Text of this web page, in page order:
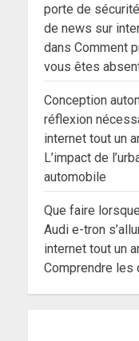
porte de
de news sur
dansComment
vous êtes
Conception
réflexion
internet tout un
L’impact de
automobile
Que faire
Audi e-tron
internet tout un
Comprendre